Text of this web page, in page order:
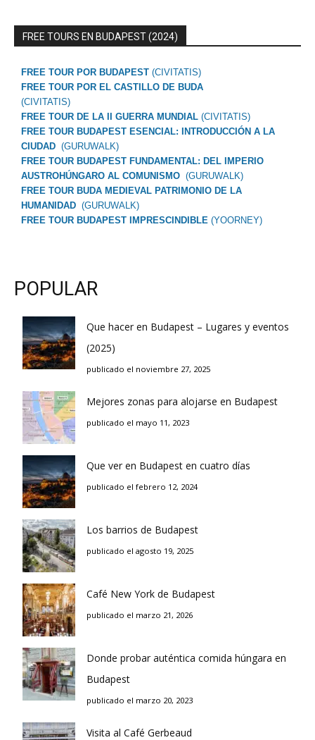
FREE TOURS EN BUDAPEST (2024)
FREE TOUR POR BUDAPEST (CIVITATIS)
FREE TOUR POR EL CASTILLO DE BUDA
(CIVITATIS)
FREE TOUR DE LA II GUERRA MUNDIAL (CIVITATIS)
FREE TOUR BUDAPEST ESENCIAL: INTRODUCCIÓN A LA
CIUDAD (GURUWALK)
FREE TOUR BUDAPEST FUNDAMENTAL: DEL IMPERIO
AUSTROHÚNGARO AL COMUNISMO (GURUWALK)
FREE TOUR BUDA MEDIEVAL PATRIMONIO DE LA
HUMANIDAD (GURUWALK)
FREE TOUR BUDAPEST IMPRESCINDIBLE (YOORNEY)
POPULAR
Que hacer en Budapest – Lugares y eventos
(2025)
publicado el noviembre 27, 2025
Mejores zonas para alojarse en Budapest
publicado el mayo 11, 2023
Que ver en Budapest en cuatro días
publicado el febrero 12, 2024
Los barrios de Budapest
publicado el agosto 19, 2025
Café New York de Budapest
publicado el marzo 21, 2026
Donde probar auténtica comida húngara en
Budapest
publicado el marzo 20, 2023
Visita al Café Gerbeaud